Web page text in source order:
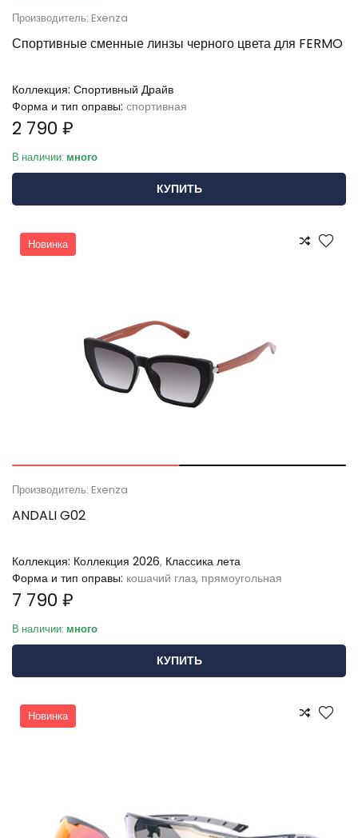
Производитель: Exenza
Спортивные сменные линзы черного цвета для FERMO
Коллекция: Спортивный Драйв
Форма и тип оправы: спортивная
2 790 ₽
В наличии: много
КУПИТЬ
Новинка
Производитель: Exenza
ANDALI G02
Коллекция: Коллекция 2026, Классика лета
Форма и тип оправы: кошачий глаз, прямоугольная
7 790 ₽
В наличии: много
КУПИТЬ
Новинка